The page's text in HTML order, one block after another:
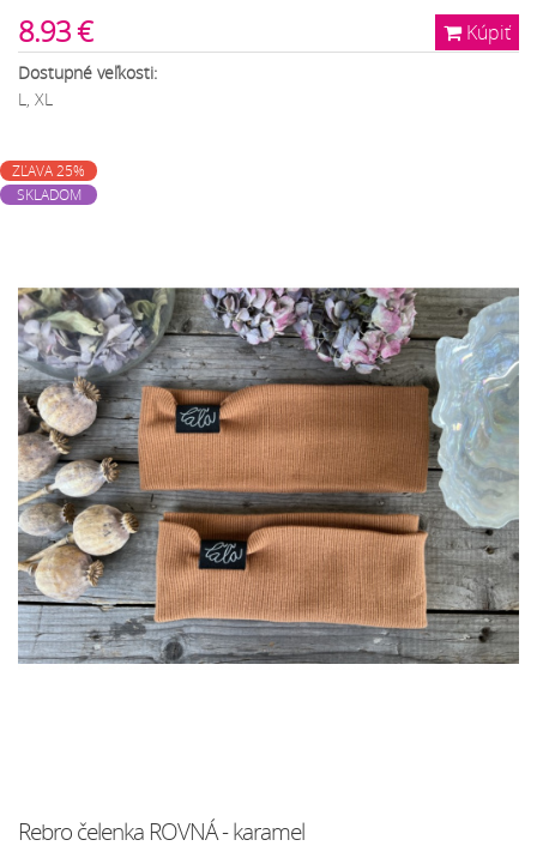
Kúpiť
8.93 €
Dostupné veľkosti:
L, XL
ZĽAVA 25%
SKLADOM
Rebro čelenka ROVNÁ - karamel